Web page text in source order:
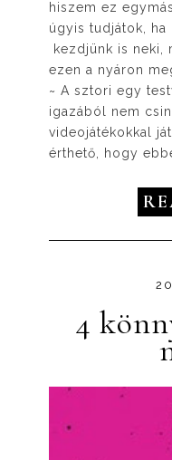
hiszem ez
úgyis tudjátok, ha
kezdjünk is neki,
ezen a nyáron
~ A sztori egy
igazából nem
videojátékokkal
érthető, hogy
4